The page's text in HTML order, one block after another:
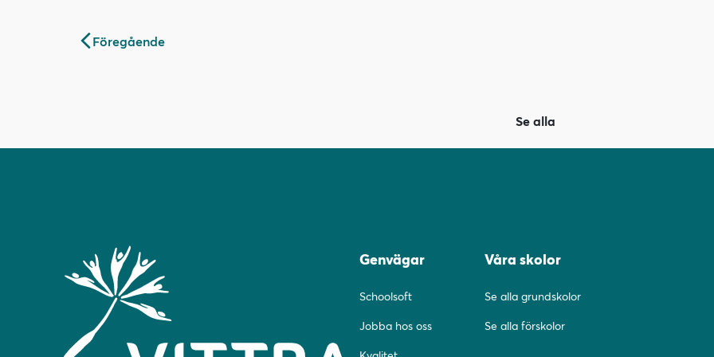
Föregående
Se alla
Genvägar
Schoolsoft
Jobba hos oss
Våra skolor
Se alla grundskolor
Se alla förskolor